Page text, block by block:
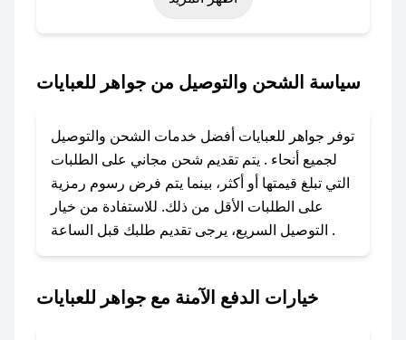
حتى عروض خاصة أخرى.
للعبايات؟
كود خصم جواهر للعبايات. وفي حال عدم توفر
الكوبون، تواصل معنا عبر تويتر أو البريد الإلكتروني
لإضافته بسرعة.
### كيفية استخدام كود خصم جواهر للعبايات؟
1. انسخ كود الخصم من تطبيق صحصح.
للعبايات.
سياسة الشحن والتوصيل من جواهر للعبايات
توفر جواهر للعبايات أفضل خدمات الشحن والتوصيل
لجميع أنحاء . يتم تقديم شحن مجاني على الطلبات
التي تبلغ قيمتها أو أكثر، بينما يتم فرض رسوم رمزية
على الطلبات الأقل من ذلك. للاستفادة من خيار
التوصيل السريع، يرجى تقديم طلبك قبل الساعة .
خيارات الدفع الآمنة مع جواهر للعبايات